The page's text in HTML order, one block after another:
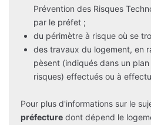
Prévention des Risques
par le préfet ;
du périmètre à risque où se
des travaux du logement, en
pèsent (indiqués dans un
risques) effectués ou à
Pour plus d'informations sur le
préfecture dont dépend le